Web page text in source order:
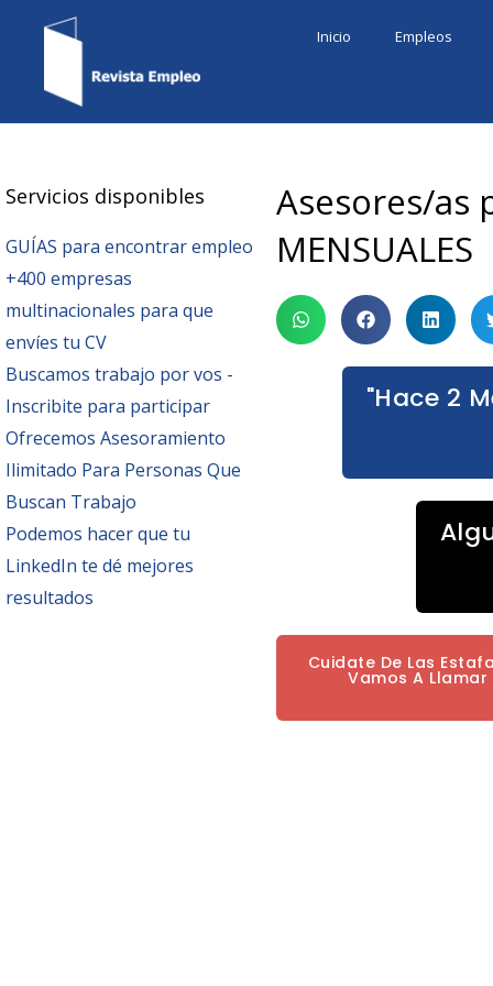
Inicio Empleos
Servicios disponibles
GUÍAS para encontrar empleo
+400 empresas
multinacionales para que
envíes tu CV
Buscamos trabajo por vos -
Inscribite para participar
Ofrecemos Asesoramiento
Ilimitado Para Personas Que
Buscan Trabajo
Podemos hacer que tu
LinkedIn te dé mejores
resultados
Asesores/as
MENSUALES
"Hace 2
Cuidate De Las
Vamos A Llamar